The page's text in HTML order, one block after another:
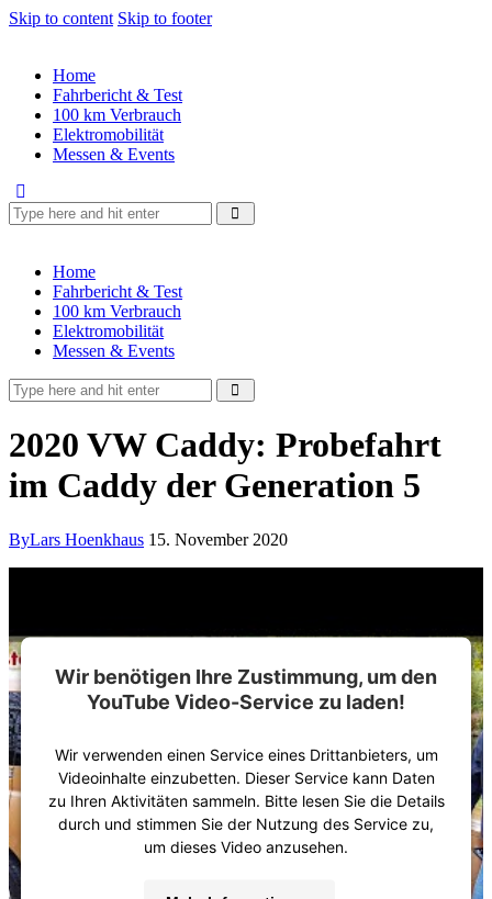
Skip to content Skip to footer
Home
Fahrbericht & Test
100 km Verbrauch
Elektromobilität
Messen & Events
Home
Fahrbericht & Test
100 km Verbrauch
Elektromobilität
Messen & Events
2020 VW Caddy: Probefahrt
im Caddy der Generation 5
ByLars Hoenkhaus 15. November 2020
Wir benötigen Ihre Zustimmung, um den
YouTube Video-Service zu laden!
Wir verwenden einen Service eines Drittanbieters, um
Videoinhalte einzubetten. Dieser Service kann Daten
zu Ihren Aktivitäten sammeln. Bitte lesen Sie die Details
durch und stimmen Sie der Nutzung des Service zu,
um dieses Video anzusehen.